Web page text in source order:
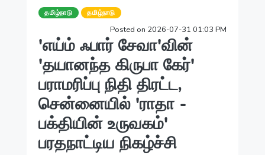
தமிழ்நாடு தமிழ்நாடு
Posted on 2026-07-31 01:03 PM
'எய்ம் ஃபார் சேவா'வின்
'தயானந்த கிருபா கேர்'
பராமரிப்பு நிதி திரட்ட,
சென்னையில் 'ராதா -
பக்தியின் உருவகம்'
பரதநாட்டிய நிகழ்ச்சி